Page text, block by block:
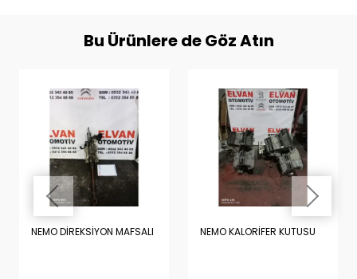
Bu Ürünlere de Göz Atın
NEMO DİREKSİYON MAFSALI NEMO KALORİFER KUTUSU